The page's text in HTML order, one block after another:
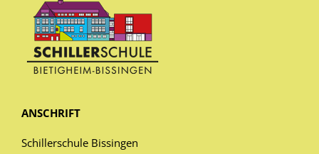
ANSCHRIFT
Schillerschule Bissingen